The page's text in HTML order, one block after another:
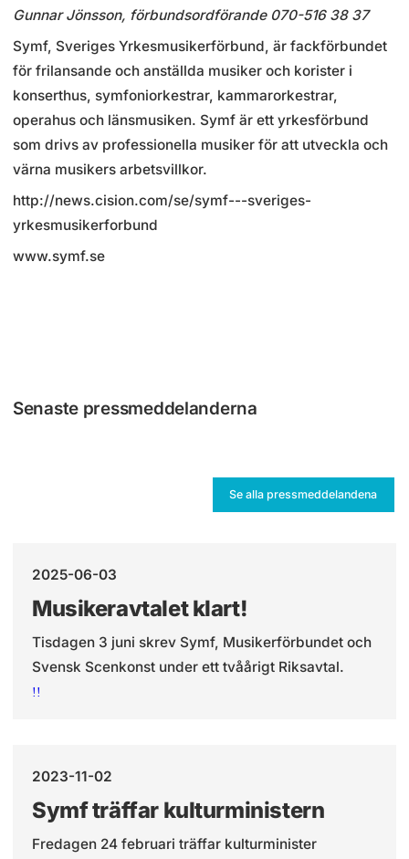
Gunnar Jönsson, förbundsordförande 070-516 38 37
Symf, Sveriges Yrkesmusikerförbund, är fackförbundet
för frilansande och anställda musiker och korister i
konserthus, symfoniorkestrar, kammarorkestrar,
operahus och länsmusiken. Symf är ett yrkesförbund
som drivs av professionella musiker för att utveckla och
värna musikers arbetsvillkor.
http://news.cision.com/se/symf---sveriges-
yrkesmusikerforbund
www.symf.se
Senaste pressmeddelanderna
Se alla pressmeddelandena
2025-06-03
Musikeravtalet klart!
Tisdagen 3 juni skrev Symf, Musikerförbundet och
Svensk Scenkonst under ett tvåårigt Riksavtal.
!!
2023-11-02
Symf träffar kulturministern
Fredagen 24 februari träffar kulturminister